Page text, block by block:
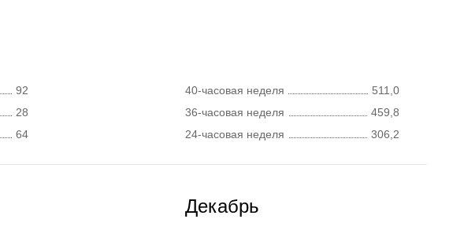
92
28
64
40-часовая неделя
511,0
36-часовая неделя
459,8
24-часовая неделя
306,2
Декабрь